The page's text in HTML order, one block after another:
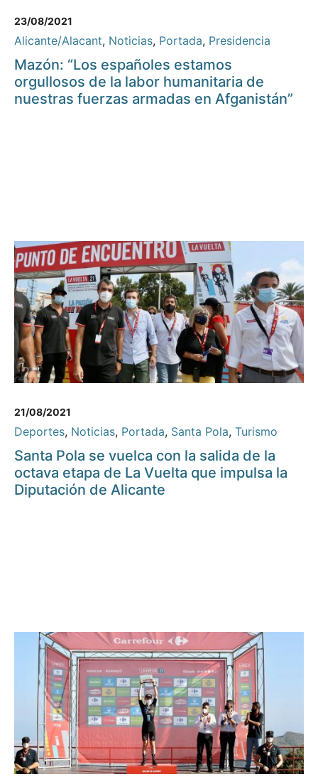
23/08/2021
Alicante/Alacant, Noticias, Portada, Presidencia
Mazón: “Los españoles estamos
orgullosos de la labor humanitaria de
nuestras fuerzas armadas en Afganistán”
21/08/2021
Deportes, Noticias, Portada, Santa Pola, Turismo
Santa Pola se vuelca con la salida de la
octava etapa de La Vuelta que impulsa la
Diputación de Alicante